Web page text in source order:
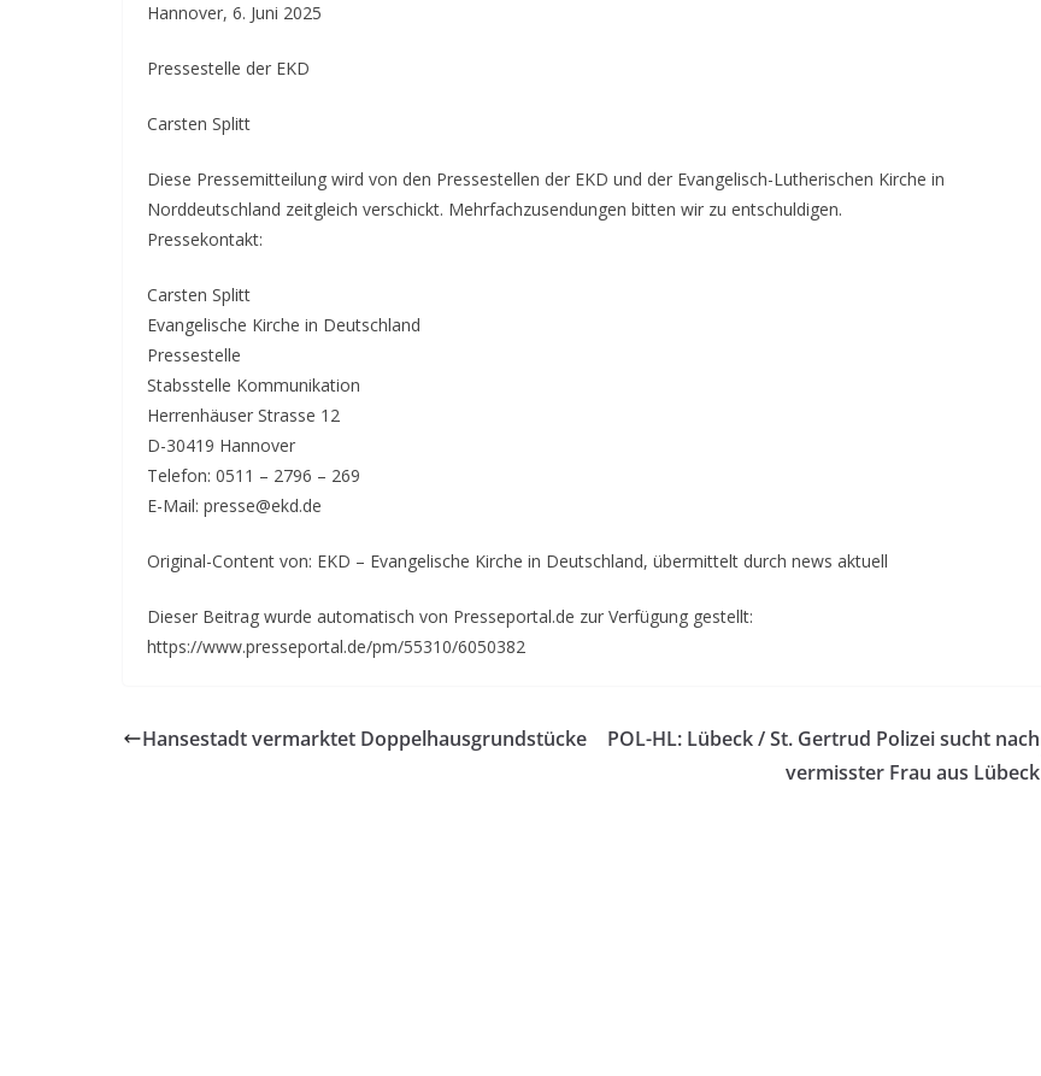
Hannover, 6. Juni 2025
Pressestelle der EKD
Carsten Splitt
Diese Pressemitteilung wird von den Pressestellen der EKD und der Evangelisch-Lutherischen Kirche in
Norddeutschland zeitgleich verschickt. Mehrfachzusendungen bitten wir zu entschuldigen.
Pressekontakt:
Carsten Splitt
Evangelische Kirche in Deutschland
Pressestelle
Stabsstelle Kommunikation
Herrenhäuser Strasse 12
D-30419 Hannover
Telefon: 0511 – 2796 – 269
E-Mail: presse@ekd.de
Original-Content von: EKD – Evangelische Kirche in Deutschland, übermittelt durch news aktuell
Dieser Beitrag wurde automatisch von Presseportal.de zur Verfügung gestellt:
https://www.presseportal.de/pm/55310/6050382
Hansestadt vermarktet Doppelhausgrundstücke
POL-HL: Lübeck / St. Gertrud Polizei sucht nach
vermisster Frau aus Lübeck